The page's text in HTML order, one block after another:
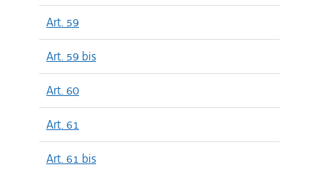
Art. 59
Art. 59 bis
Art. 60
Art. 61
Art. 61 bis